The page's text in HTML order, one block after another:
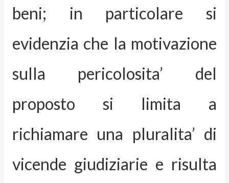
beni; in particolare si
evidenzia che la motivazione
sulla pericolosita’ del
proposto si limita a
richiamare una pluralita’ di
vicende giudiziarie e risulta